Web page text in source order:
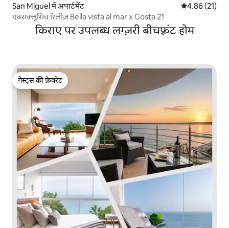
San Miguel में अपार्टमेंट औसत रेटिंग 5 में
4.86 (21)
एक्सक्लूसिव रिलीज़ Bella vista al mar x Costa 21
किराए पर उपलब्ध लग्ज़री बीचफ़्रंट होम
गेस्ट्स की फ़ेवरेट
गेस्ट्स की फ़ेवरेट